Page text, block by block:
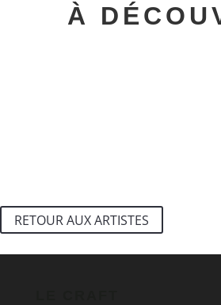
À
RETOUR AUX ARTISTES